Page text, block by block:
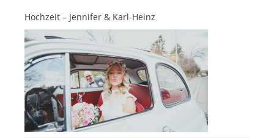
Hochzeit – Jennifer & Karl-Heinz